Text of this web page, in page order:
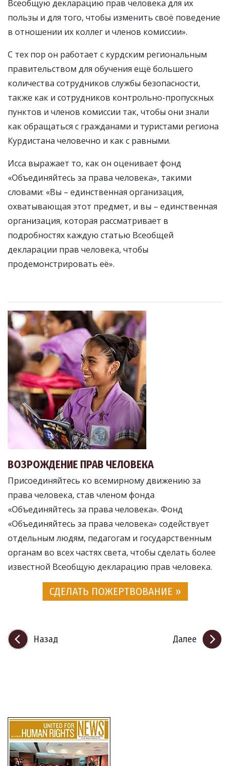
Всеобщую декларацию прав человека для их
пользы и для того, чтобы изменить своё поведение
в отношении их коллег и членов комиссии».
С тех пор он работает с курдским региональным
правительством для обучения ещё большего
количества сотрудников службы безопасности,
также как и сотрудников контрольно-пропускных
пунктов и членов комиссии так, чтобы они знали
как обращаться с гражданами и туристами региона
Курдистана человечно и как с равными.
Исса выражает то, как он оценивает фонд
«Объединяйтесь за права человека», такими
словами: «Вы – единственная организация,
охватывающая этот предмет, и вы – единственная
организация, которая рассматривает в
подробностях каждую статью Всеобщей
декларации прав человека, чтобы
продемонстрировать её».
ВОЗРОЖДЕНИЕ ПРАВ ЧЕЛОВЕКА
Присоединяйтесь ко всемирному движению за
права человека, став членом фонда
«Объединяйтесь за права человека». Фонд
«Объединяйтесь за права человека» содействует
отдельным людям, педагогам и государственным
органам во всех частях света, чтобы сделать более
известной Всеобщую декларацию прав человека.
СДЕЛАТЬ ПОЖЕРТВОВАНИЕ »
Назад Далее